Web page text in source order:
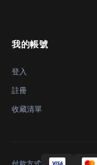
我的帳號
登入
註冊
收藏清單